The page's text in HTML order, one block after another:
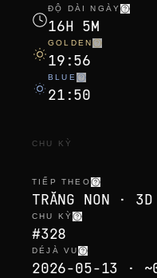
ĐỘ DÀI NGÀY
16H 5M
GOLDEN
19:56
BLUE
21:50
CHU KỲ
TIẾP THEO
TRĂNG NON ·
CHU KỲ
#328
DÉJÀ VU
2026-05-13 ·